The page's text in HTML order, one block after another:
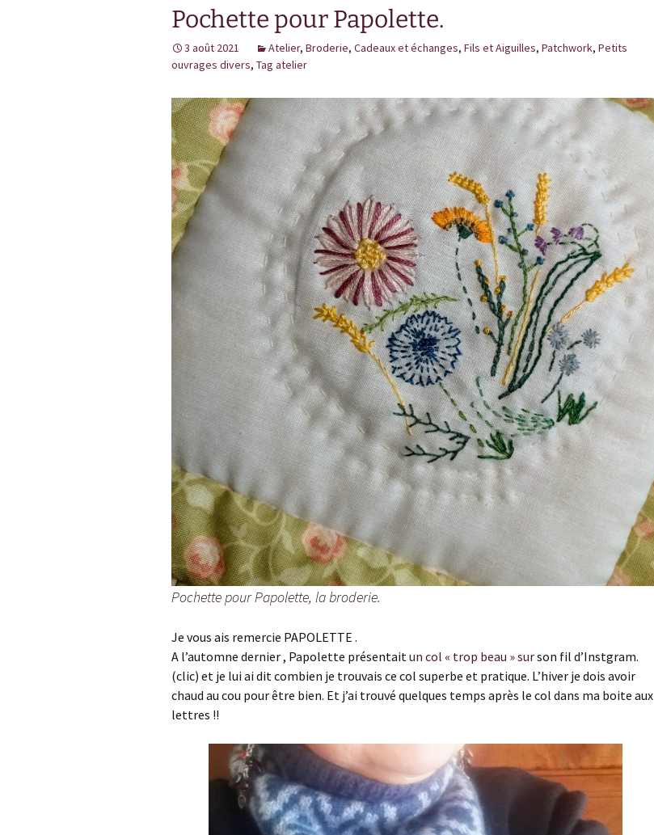
Listes des tutos
sympathiques que
j’utilise.
Pochette pour Papolette.
3 août 2021 Atelier, Broderie, Cadeaux et échanges, Fils et Aiguilles, Patchwork, Petits
ouvrages divers, Tag atelier
Pochette pour Papolette, la broderie.
Je vous ais remercie PAPOLETTE .
A l’automne dernier , Papolette présentaitun col « trop beau » surson fil d’Instgram.
(clic) et je lui ai dit combien je trouvais ce col superbe et pratique. L’hiver je dois avoir
chaud au cou pour être bien. Et j’ai trouvé quelques temps après le col dans ma boite aux
lettres !!